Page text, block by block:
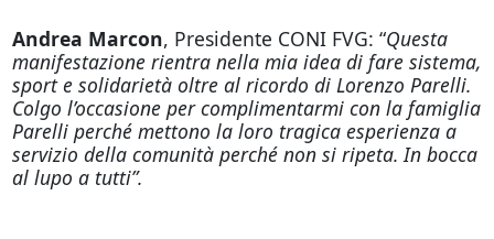
Andrea Marcon, Presidente CONI FVG: “Questa
manifestazione rientra nella mia idea di fare sistema,
sport e solidarietà oltre al ricordo di Lorenzo Parelli.
Colgo l’occasione per complimentarmi con la famiglia
Parelli perché mettono la loro tragica esperienza a
servizio della comunità perché non si ripeta. In bocca
al lupo a tutti”.